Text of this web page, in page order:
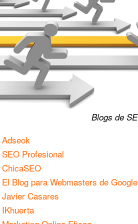
Blogs de
Adseok
SEO Profesional
ChicaSEO
El Blog para Webmasters de Google
Javier Casares
IKhuerta